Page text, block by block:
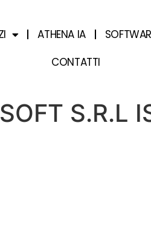
ATHENA IA
CONTATTI
S.R.L